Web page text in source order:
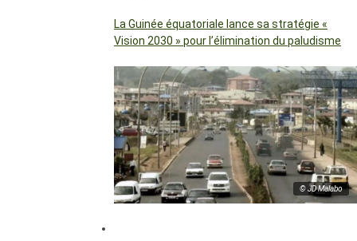
La Guinée équatoriale lance sa stratégie «
Vision 2030 » pour l’élimination du paludisme
© JD Malabo